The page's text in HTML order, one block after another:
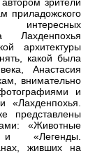
приладожского
Лахденпохья
архитектуры
какой была
Анастасия
внимательно
и
«Лахденпохья.
представлены
«Животные
«Легенды.
живших на